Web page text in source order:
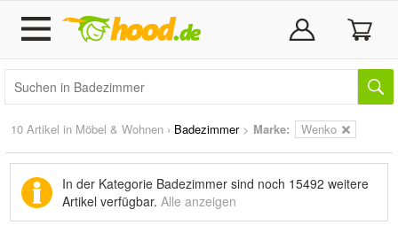
10 Artikel in Möbel & Wohnen › Badezimmer> Marke: Wenko
In der Kategorie Badezimmer sind noch 15492 weitere
Artikel verfügbar. Alle anzeigen